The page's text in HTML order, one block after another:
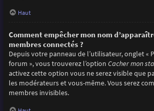
Haut
Comment empêcher mon nom
membres connectés ?
Depuis votre panneau de l’utilisateur, onglet «
forum », vous trouverez l’option Cacher mon
activez cette option vous ne serez visible que
les modérateurs et vous-même. Vous serez
membres invisibles.